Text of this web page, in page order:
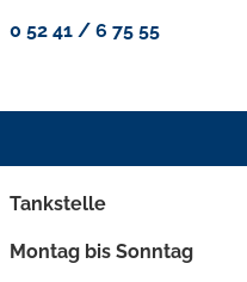
0 52 41 / 6 75 55
Tankstelle
Montag bis Sonntag